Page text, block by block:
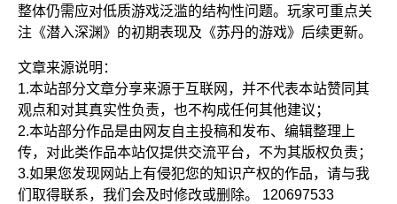
整体仍需应对低质游戏泛滥的结构性问题。玩家可重点关
注《潜入深渊》的初期表现及《苏丹的游戏》后续更新。
文章来源说明：
1.本站部分文章分享来源于互联网，并不代表本站赞同其
观点和对其真实性负责，也不构成任何其他建议；
2.本站部分作品是由网友自主投稿和发布、编辑整理上
传，对此类作品本站仅提供交流平台，不为其版权负责；
3.如果您发现网站上有侵犯您的知识产权的作品，请与我
们取得联系，我们会及时修改或删除。
120697533